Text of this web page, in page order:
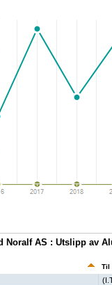
Noralf AS : Utslipp av